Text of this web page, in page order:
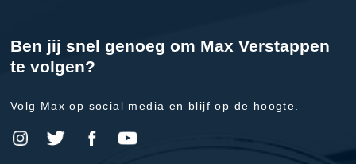
Ben jij snel genoeg om Max Verstappen
te volgen?
Volg Max op social media en blijf op de hoogte.